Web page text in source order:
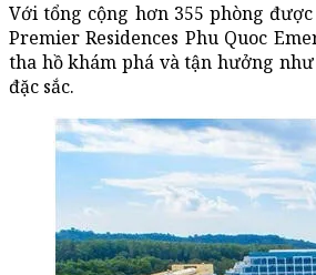
Với tổng cộng hơn 355 phòng
Premier Residences Phu Quoc
tha hồ khám phá và tận hưởng
đặc sắc.